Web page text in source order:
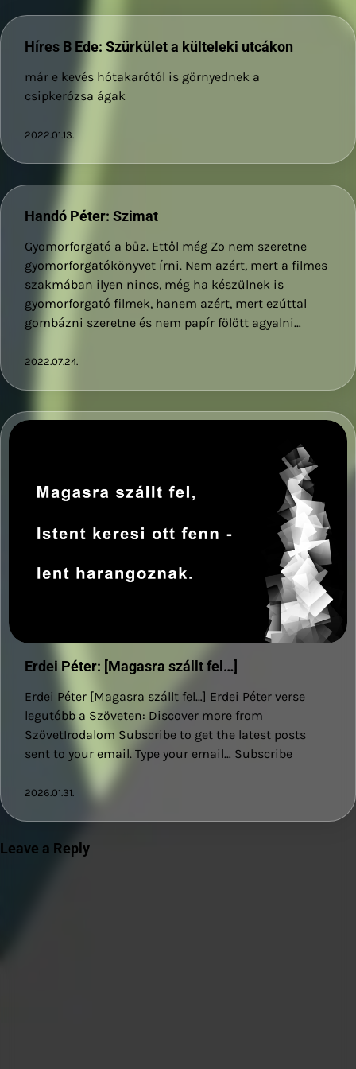
Híres B Ede: Szürkület a külteleki utcákon
már e kevés hótakarótól is görnyednek a
csipkerózsa ágak
2022.01.13.
Handó Péter: Szimat
Gyomorforgató a bűz. Ettől még Zo nem szeretne
gyomorforgatókönyvet írni. Nem azért, mert a filmes
szakmában ilyen nincs, még ha készülnek is
gyomorforgató filmek, hanem azért, mert ezúttal
gombázni szeretne és nem papír fölött agyalni…
2022.07.24.
Erdei Péter: [Magasra szállt fel…]
Erdei Péter [Magasra szállt fel…] Erdei Péter verse
legutóbb a Szöveten: Discover more from
SzövetIrodalom Subscribe to get the latest posts
sent to your email. Type your email… Subscribe
2026.01.31.
Leave a Reply